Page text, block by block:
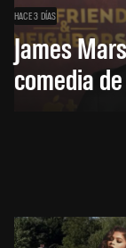
HACE 3 DÍAS
James
comedia